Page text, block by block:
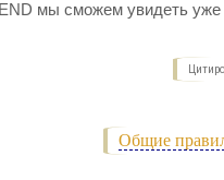
мы сможем увидеть уже
Общие